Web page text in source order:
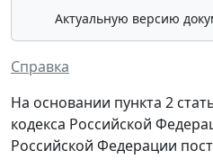
Актуальную версию
Справка
На основании пункта 2
кодекса Российской
Российской Федерации